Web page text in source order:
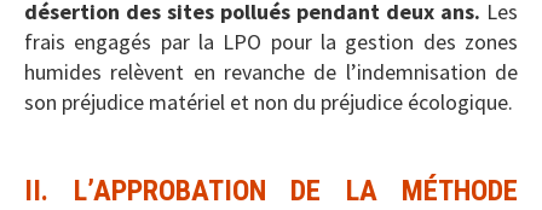
désertion des sites pollués pendant deux ans. Les
frais engagés par la LPO pour la gestion des zones
humides relèvent en revanche de l’indemnisation de
son préjudice matériel et non du préjudice écologique.
II. L’APPROBATION DE LA MÉTHODE